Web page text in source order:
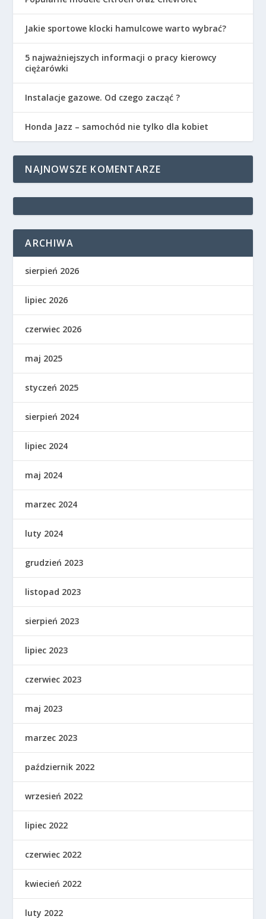
Jakie sportowe klocki hamulcowe warto wybrać?
5 najważniejszych informacji o pracy kierowcy
ciężarówki
Instalacje gazowe. Od czego zacząć ?
Honda Jazz – samochód nie tylko dla kobiet
NAJNOWSZE KOMENTARZE
ARCHIWA
sierpień 2026
lipiec 2026
czerwiec 2026
maj 2025
styczeń 2025
sierpień 2024
lipiec 2024
maj 2024
marzec 2024
luty 2024
grudzień 2023
listopad 2023
sierpień 2023
lipiec 2023
czerwiec 2023
maj 2023
marzec 2023
październik 2022
wrzesień 2022
lipiec 2022
czerwiec 2022
kwiecień 2022
luty 2022